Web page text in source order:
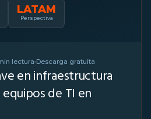
LATAM
Perspectiva
lectura Descarga gratuita
en infraestructura
de TI en